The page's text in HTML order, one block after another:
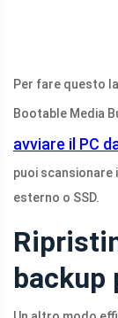
Per fare questo
Bootable Media
avviare il PC
puoi scansionare
esterno o SSD.
backup